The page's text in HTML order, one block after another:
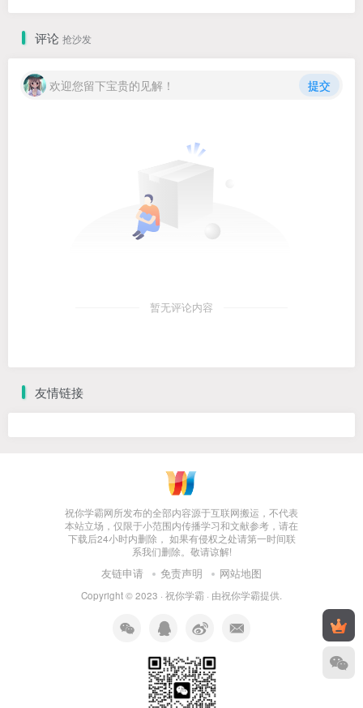
评论 抢沙发
欢迎您留下宝贵的见解！ 提交
暂无评论内容
友情链接
祝你学霸网所发布的全部内容源于互联网搬运，不代表
本站立场，仅限于小范围内传播学习和文献参考，请在
下载后24小时内删除， 如果有侵权之处请第一时间联
系我们删除。敬请谅解!
友链申请 免责声明 网站地图
Copyright © 2023 · 祝你学霸 · 由祝你学霸提供.